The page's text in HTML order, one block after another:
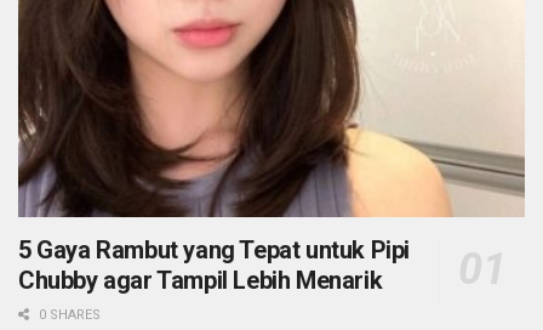
5 Gaya Rambut yang Tepat untuk Pipi
Chubby agar Tampil Lebih Menarik
0 SHARES